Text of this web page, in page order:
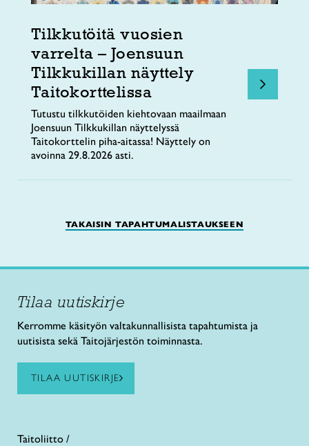
Tilkkutöitä vuosien
varrelta – Joensuun
Tilkkukillan näyttely
Taitokorttelissa
Tutustu tilkkutöiden kiehtovaan maailmaan
Joensuun Tilkkukillan näyttelyssä
Taitokorttelin piha-aitassa! Näyttely on
avoinna 29.8.2026 asti.
TAKAISIN TAPAHTUMALISTAUKSEEN
Tilaa uutiskirje
Kerromme käsityön valtakunnallisista tapahtumista ja
uutisista sekä Taitojärjestön toiminnasta.
TILAA UUTISKIRJE
Taitoliitto /